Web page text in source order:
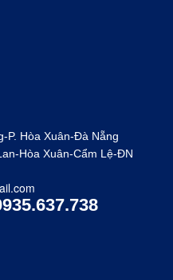
P. Hòa Xuân-Đà Nẵng
Hòa Xuân-Cẩm Lệ-ĐN